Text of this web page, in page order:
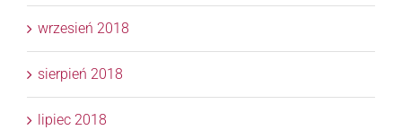
wrzesień 2018
sierpień 2018
lipiec 2018